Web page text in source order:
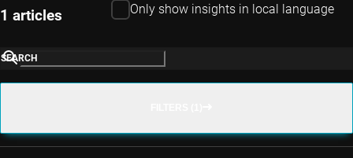
1 articles Only show insights in local language
SEARCH